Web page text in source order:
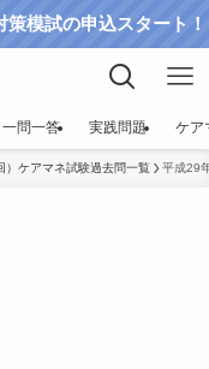
模試の申込スタート！
一問一答 実践問題 ケア
）ケアマネ試験過去問一覧 平成29